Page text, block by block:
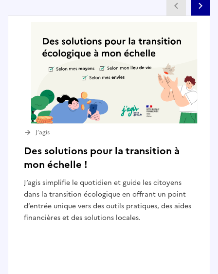
Des solutions pour la transition à
mon échelle !
J’agis simplifie le quotidien et guide les citoyens
dans la transition écologique en offrant un point
d’entrée unique vers des outils pratiques, des aides
financières et des solutions locales.
J’agis